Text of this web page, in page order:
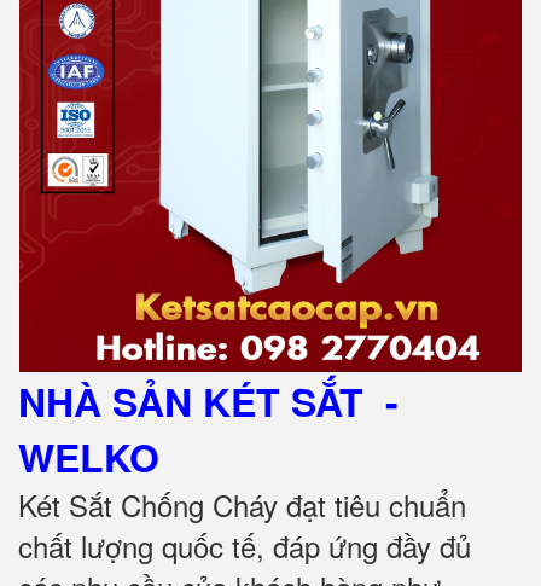
NHÀ SẢN KÉT SẮT -
WELKO
Két Sắt Chống Cháy đạt tiêu chuẩn
chất lượng quốc tế, đáp ứng đầy đủ